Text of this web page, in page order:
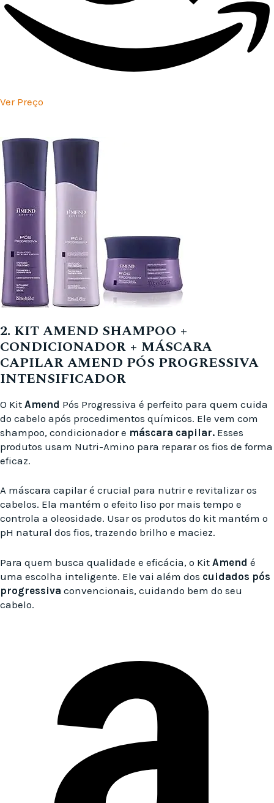
Ver Preço
2. KIT AMEND SHAMPOO +
CONDICIONADOR + MÁSCARA
CAPILAR AMEND PÓS PROGRESSIVA
INTENSIFICADOR
O Kit Amend Pós Progressiva é perfeito para quem cuida
do cabelo após procedimentos químicos. Ele vem com
shampoo, condicionador e máscara capilar. Esses
produtos usam Nutri-Amino para reparar os fios de forma
eficaz.
A máscara capilar é crucial para nutrir e revitalizar os
cabelos. Ela mantém o efeito liso por mais tempo e
controla a oleosidade. Usar os produtos do kit mantém o
pH natural dos fios, trazendo brilho e maciez.
Para quem busca qualidade e eficácia, o Kit Amend é
uma escolha inteligente. Ele vai além dos cuidados pós
progressiva convencionais, cuidando bem do seu
cabelo.